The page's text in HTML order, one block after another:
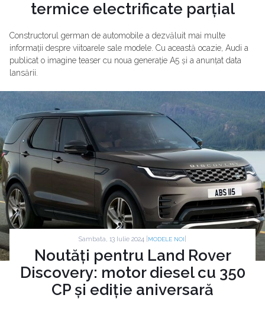
termice electrificate parțial
Constructorul german de automobile a dezvăluit mai multe
informații despre viitoarele sale modele. Cu această ocazie, Audi a
publicat o imagine teaser cu noua generație A5 și a anunțat data
lansării.
Sambata, 13 Iulie 2024 | MODELE NOI
Noutăți pentru Land Rover
Discovery: motor diesel cu 350
CP și ediție aniversară